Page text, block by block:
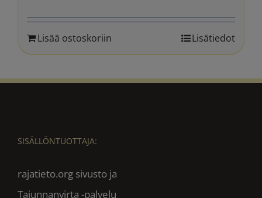
Lisää ostoskoriin Lisätiedot
SISÄLLÖNTUOTTAJA:
rajatieto.org sivusto ja
Tajunnanvirta -palvelu